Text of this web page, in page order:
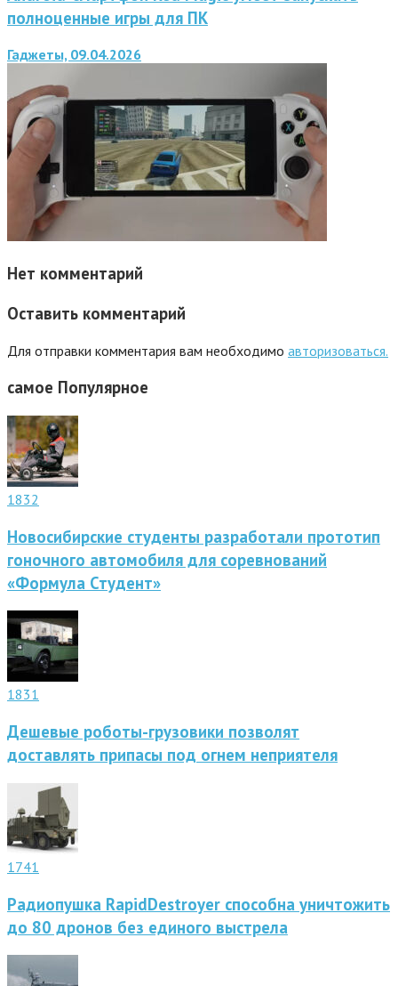
полноценные игры для ПК
Гаджеты, 09.04.2026
Нет комментарий
Оставить комментарий
Для отправки комментария вам необходимо авторизоваться.
самое Популярное
1832
Новосибирские студенты разработали прототип
гоночного автомобиля для соревнований
«Формула Студент»
1831
Дешевые роботы-грузовики позволят
доставлять припасы под огнем неприятеля
1741
Радиопушка RapidDestroyer способна уничтожить
до 80 дронов без единого выстрела